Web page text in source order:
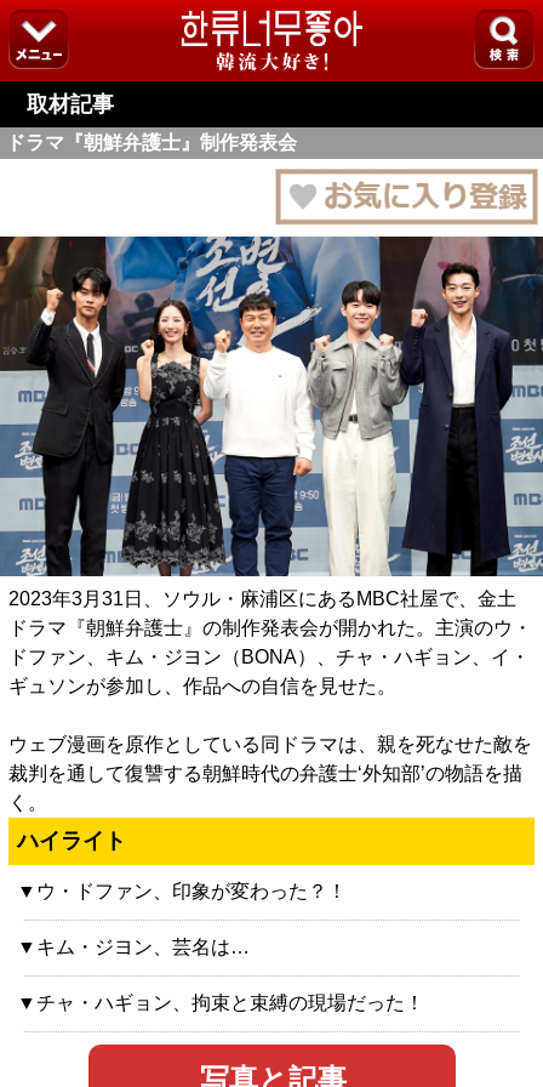
取材記事
ドラマ『朝鮮弁護士』制作発表会
2023年3月31日、ソウル・麻浦区にあるMBC社屋で、金土
ドラマ『朝鮮弁護士』の制作発表会が開かれた。主演のウ・
ドファン、キム・ジヨン（BONA）、チャ・ハギョン、イ・
ギュソンが参加し、作品への自信を見せた。
ウェブ漫画を原作としている同ドラマは、親を死なせた敵を
裁判を通して復讐する朝鮮時代の弁護士‘外知部’の物語を描
く。
ハイライト
▼ウ・ドファン、印象が変わった？！
▼キム・ジヨン、芸名は…
▼チャ・ハギョン、拘束と束縛の現場だった！
写真と記事